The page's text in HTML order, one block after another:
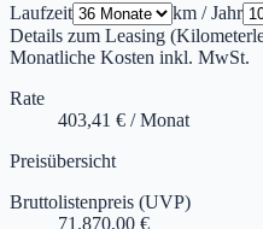
Laufzeit
km / Jahr
Details zum Leasing
Monatliche Kosten inkl. MwSt.
Rate
403,41 € / Monat
Preisübersicht
Bruttolistenpreis (UVP)
71.870,00 €